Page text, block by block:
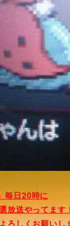
毎日20時に
放送やってます
ろしくお願いし